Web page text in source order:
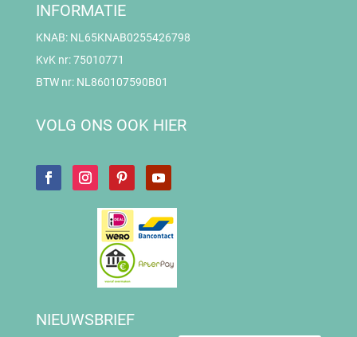
INFORMATIE
KNAB: NL65KNAB0255426798
KvK nr: 75010771
BTW nr: NL860107590B01
VOLG ONS OOK HIER
NIEUWSBRIEF